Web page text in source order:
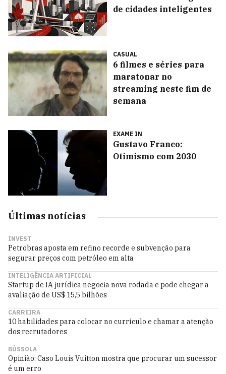
de cidades inteligentes
CASUAL
6 filmes e séries para
maratonar no
streaming neste fim de
semana
EXAME IN
Gustavo Franco:
Otimismo com 2030
Últimas notícias
INVEST
Petrobras aposta em refino recorde e subvenção para
segurar preços com petróleo em alta
INTELIGÊNCIA ARTIFICIAL
Startup de IA jurídica negocia nova rodada e pode chegar a
avaliação de US$ 15,5 bilhões
CARREIRA
10 habilidades para colocar no currículo e chamar a atenção
dos recrutadores
BÚSSOLA
Opinião: Caso Louis Vuitton mostra que procurar um sucessor
é um erro